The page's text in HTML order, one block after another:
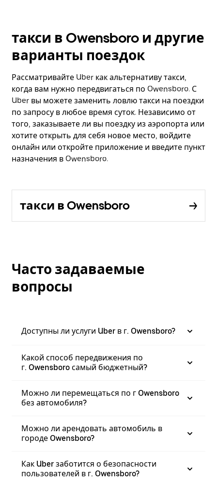
такси в Owensboro и другие
варианты поездок
Рассматривайте Uber как альтернативу такси,
когда вам нужно передвигаться по Owensboro. С
Uber вы можете заменить ловлю такси на поездки
по запросу в любое время суток. Независимо от
того, заказываете ли вы поездку из аэропорта или
хотите открыть для себя новое место, войдите
онлайн или откройте приложение и введите пункт
назначения в Owensboro.
такси в Owensboro
Часто задаваемые
вопросы
Доступны ли услуги Uber в г. Owensboro?
Какой способ передвижения по
г. Owensboro самый бюджетный?
Можно ли перемещаться по г Owensboro
без автомобиля?
Можно ли арендовать автомобиль в
городе Owensboro?
Как Uber заботится о безопасности
пользователей в г. Owensboro?